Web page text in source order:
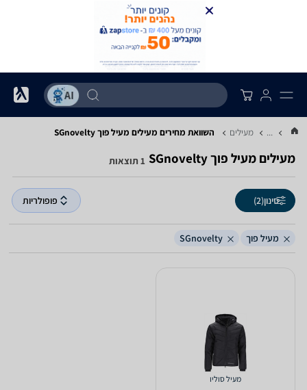
... מעילים השוואת מחירים מעילים ‏מעיל פוך ‏SGnovelty
מעילים ‏מעיל פוך ‏SGnovelty 1 תוצאות
סינון(2) פופולריות
מעיל פוך SGnovelty
מעיל סוליו